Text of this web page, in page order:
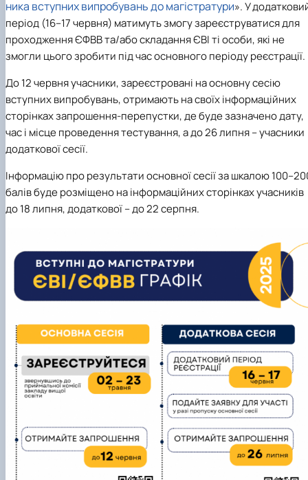
ника вступних випробувань до магістратури». У
період (16–17 червня) матимуть змогу зареєструватися для
проходження ЄФВВ та/або складання ЄВІ ті особи, які не
змогли цього зробити під час основного періоду реєстрації.
До 12 червняучасники, зареєстровані на основну сесію
вступних випробувань, отримають на своїх інформаційних
сторінках запрошення-перепустки, де буде зазначено дату,
час і місце проведення тестування, а до26 липня– учасники
додаткової сесії.
Інформацію про результати основної сесії за шкалою
балів буде розміщено на інформаційних сторінках учасників
до18 липня, додаткової – до22 серпня.